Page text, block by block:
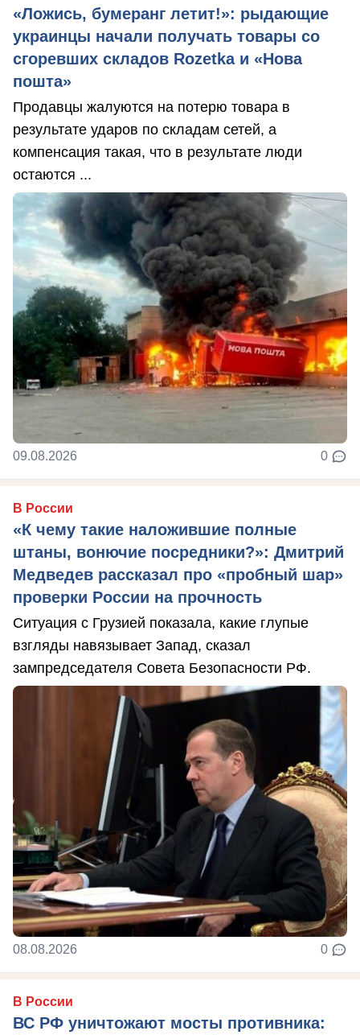
«Ложись, бумеранг летит!»: рыдающие
украинцы начали получать товары со
сгоревших складов Rozetka и «Нова
пошта»
Продавцы жалуются на потерю товара в
результате ударов по складам сетей, а
компенсация такая, что в результате люди
остаются ...
09.08.2026 0
В России
«К чему такие наложившие полные
штаны, вонючие посредники?»: Дмитрий
Медведев рассказал про «пробный шар»
проверки России на прочность
Ситуация с Грузией показала, какие глупые
взгляды навязывает Запад, сказал
зампредседателя Совета Безопасности РФ.
08.08.2026 0
В России
ВС РФ уничтожают мосты противника: